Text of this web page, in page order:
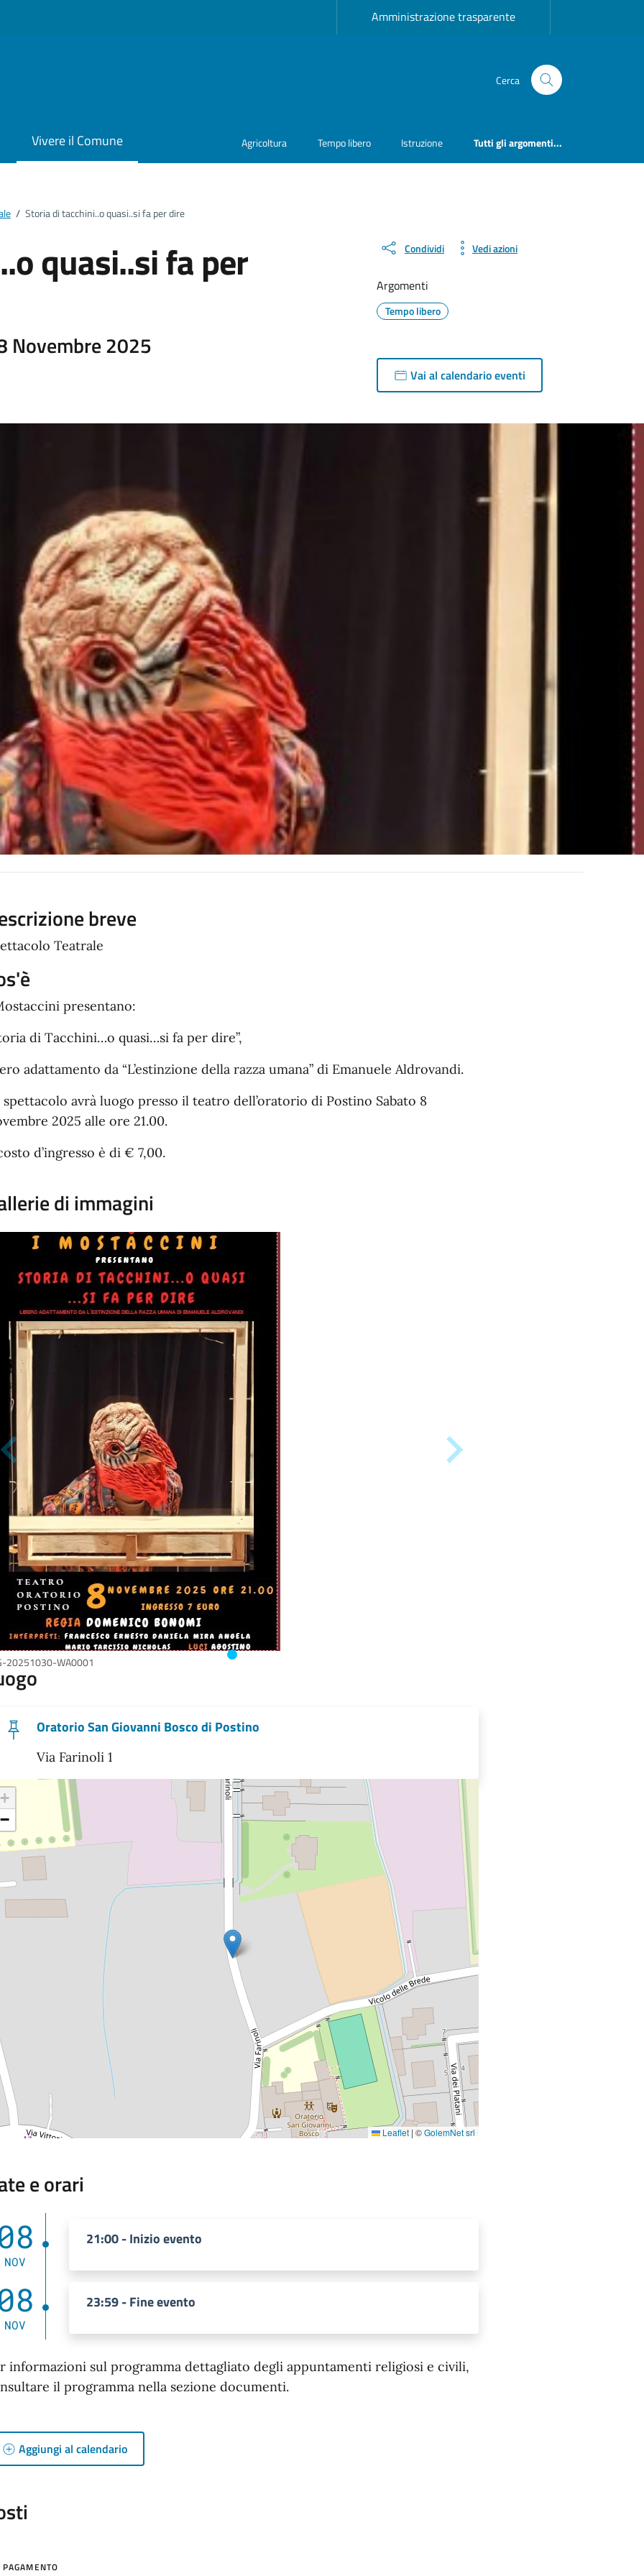
Amministrazione trasparente
Cerca
Vivere il Comune Agricoltura Tempo libero Istruzione Tutti gli argomenti...
/ Storia di tacchini..o quasi..si fa per dire
quasi..si fa per
Novembre 2025
Condividi Vedi azioni
Argomenti
Tempo libero
Vai al calendario eventi
breve
Teatrale
presentano:
di Tacchini…o quasi…si fa per dire”,
adattamento da “L’estinzione della razza umana” di Emanuele Aldrovandi.
spettacolo avrà luogo presso il teatro dell’oratorio di Postino Sabato 8
2025 alle ore 21.00.
d’ingresso è di € 7,00.
di immagini
20251030-WA0001
Oratorio San Giovanni Bosco di Postino
Via Farinoli 1
+
−
Leaflet | ©GolemNet srl
e orari
NOV
21:00 - Inizio evento
NOV
23:59 - Fine evento
informazioni sul programma dettagliato degli appuntamenti religiosi e civili,
il programma nella sezione documenti.
Aggiungi al calendario
PAGAMENTO